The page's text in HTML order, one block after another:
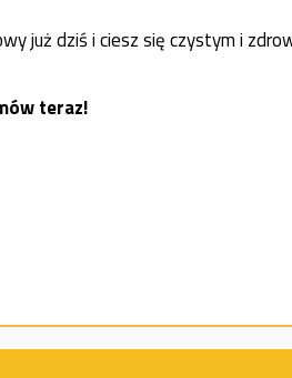
już dziś i ciesz się czystym i
teraz!